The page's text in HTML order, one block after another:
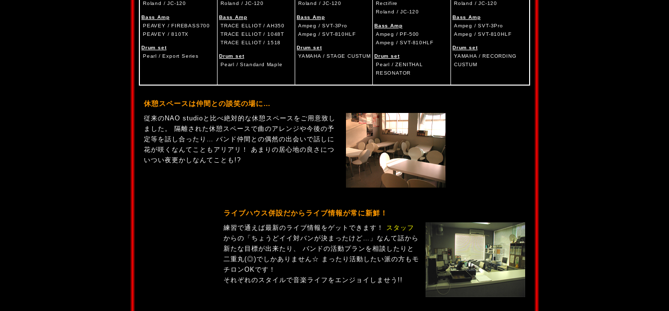
Roland / JC-120
Bass Amp
PEAVEY / FIREBASS700
PEAVEY / 810TX
Drum set
Pearl / Export Series
Roland / JC-120
Bass Amp
TRACE ELLIOT / AH350
TRACE ELLIOT / 1048T
TRACE ELLIOT / 1518
Drum set
Pearl / Standard Maple
Roland / JC-120
Bass Amp
Ampeg / SVT-3Pro
Ampeg / SVT-810HLF
Drum set
YAMAHA / STAGE CUSTUM
Rectifire
Roland / JC-120
Bass Amp
Ampeg / PF-500
Ampeg / SVT-810HLF
Drum set
Pearl / ZENITHAL
RESONATOR
Roland / JC-120
Bass Amp
Ampeg / SVT-3Pro
Ampeg / SVT-810HLF
Drum set
YAMAHA / RECORDING
CUSTUM
休憩スペースは仲間との談笑の場に…
従来のNAO studioと比べ絶対的な休憩スペースをご用意致し
ました。 隔離された休憩スペースで曲のアレンジや今後の予
定等を話し合ったり… バンド仲間との偶然の出会いで話しに
花が咲くなんてこともアリアリ！ あまりの居心地の良さにつ
いつい夜更かしなんてことも!?
ライブハウス併設だからライブ情報が常に新鮮！
練習で通えば最新のライブ情報をゲットできます！ スタッフ
からの「ちょうどイイ対バンが決まったけど…」なんて話から
新たな目標が出来たり、 バンドの活動プランを相談したりと
二重丸(◎)でしかありません☆ まったり活動したい派の方もモ
チロンOKです！
それぞれのスタイルで音楽ライフをエンジョイしませう!!